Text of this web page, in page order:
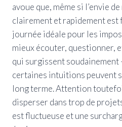
avoue que, même si l’envie
clairement et rapidement est
journée idéale pour les
mieux écouter, questionner,
qui surgissent soudainement
certaines intuitions peuvent
long terme. Attention
disperser dans trop de
est fluctueuse et une